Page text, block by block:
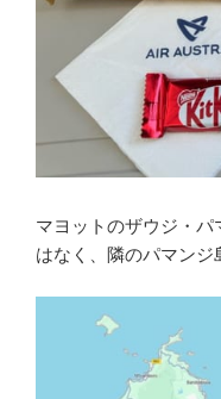
マヨットのザウジ・
はなく、隣のパマンジ